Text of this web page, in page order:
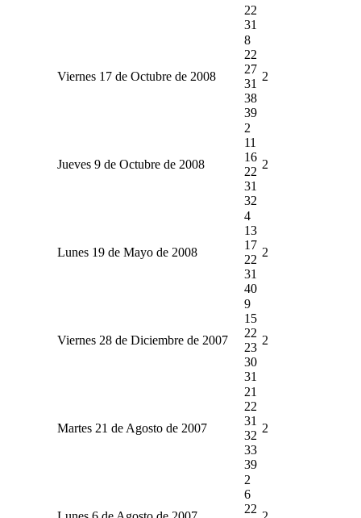
22
31
Viernes 17 de Octubre de 2008
8
22
27
31
38
39
2
Jueves 9 de Octubre de 2008
2
11
16
22
31
32
2
Lunes 19 de Mayo de 2008
4
13
17
22
31
40
2
Viernes 28 de Diciembre de 2007
9
15
22
23
30
31
2
Martes 21 de Agosto de 2007
21
22
31
32
33
39
2
2
6
22